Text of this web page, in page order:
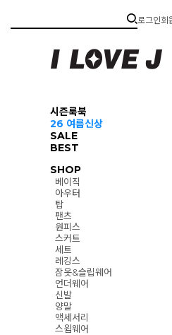
로그인회
시즌룩북
26 여름신상
SALE
BEST
SHOP
베이직
아우터
탑
팬츠
원피스
스커트
세트
레깅스
잠옷&슬립웨어
언더웨어
신발
양말
액세서리
스윔웨어